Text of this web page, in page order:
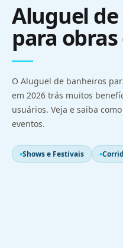
Aluguel
para
O Aluguel de banheiros
em 2026 trás muitos
usuários. Veja e saiba
eventos.
Shows e Festivais